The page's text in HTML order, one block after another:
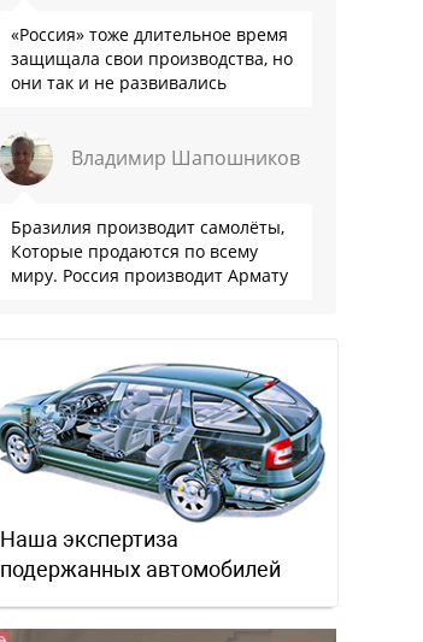
«Россия» тоже длительное время
защищала свои производства, но
они так и не развивались
Владимир Шапошников
Бразилия производит самолёты,
Которые продаются по всему
миру. Россия производит Армату
Наша экспертиза
подержанных автомобилей